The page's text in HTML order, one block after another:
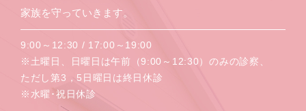
家族を守っていきます。
9:00～12:30 / 17:00～19:00
※土曜日、日曜日は午前（9:00～12:30）のみの診察、
ただし第3，5日曜日は終日休診
※水曜･祝日休診